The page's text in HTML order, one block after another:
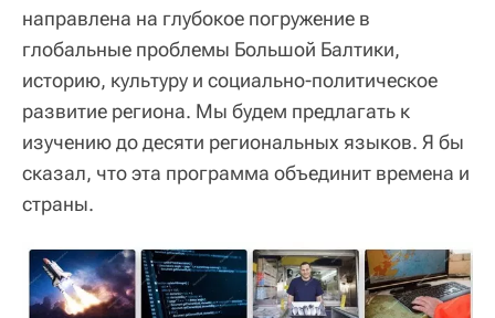
направлена на глубокое погружение в
глобальные проблемы Большой Балтики,
историю, культуру и социально-политическое
развитие региона. Мы будем предлагать к
изучению до десяти региональных языков. Я бы
сказал, что эта программа объединит времена и
страны.